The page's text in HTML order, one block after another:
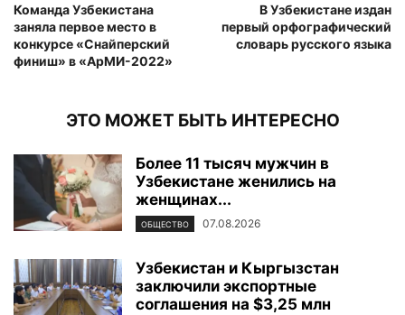
Команда Узбекистана
заняла первое место в
конкурсе «Снайперский
финиш» в «АрМИ-2022»
В Узбекистане издан
первый орфографический
словарь русского языка
ЭТО МОЖЕТ БЫТЬ ИНТЕРЕСНО
Более 11 тысяч мужчин в
Узбекистане женились на
женщинах...
ОБЩЕСТВО 07.08.2026
Узбекистан и Кыргызстан
заключили экспортные
соглашения на $3,25 млн